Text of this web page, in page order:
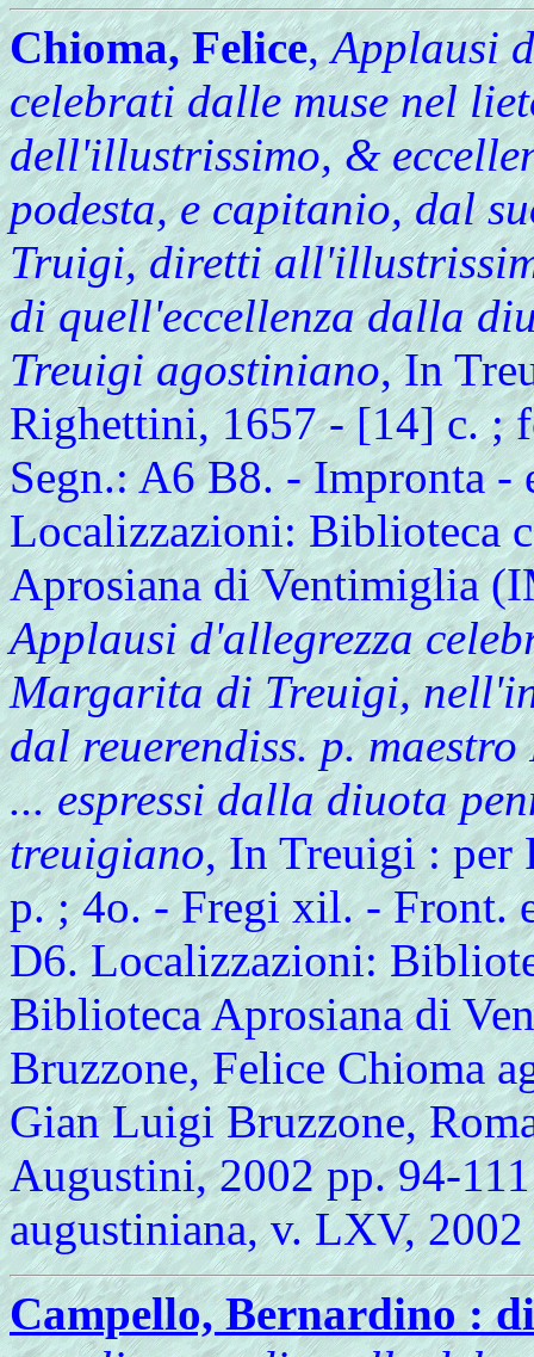
Chioma, Felice,Applausi
celebrati dalle muse nel
dell'illustrissimo, &
podesta, e capitanio, dal
Truigi, diretti
di quell'eccellenza dalla
Treuigi agostiniano, In
Righettini, 1657 - [14] c. ;
Segn.: A6 B8. - Impronta
Localizzazioni: Biblioteca
Aprosiana di Ventimiglia
Applausi d'allegrezza
Margarita di Treuigi,
dal reuerendiss. p.
... espressi dalla diuota
treuigiano, In Treuigi : per
p. ; 4o. - Fregi xil. - Front.
D6. Localizzazioni:
Biblioteca Aprosiana di
Bruzzone, Felice Chioma
Gian Luigi Bruzzone,
Augustini, 2002 pp. 94-
augustiniana, v. LXV, 2002
Campello, Bernardino :